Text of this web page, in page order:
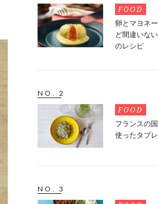
FOOD
卵とマヨネ
ど間違いな
のレシピ
NO. 2
FOOD
フランスの
使ったタブ
NO. 3